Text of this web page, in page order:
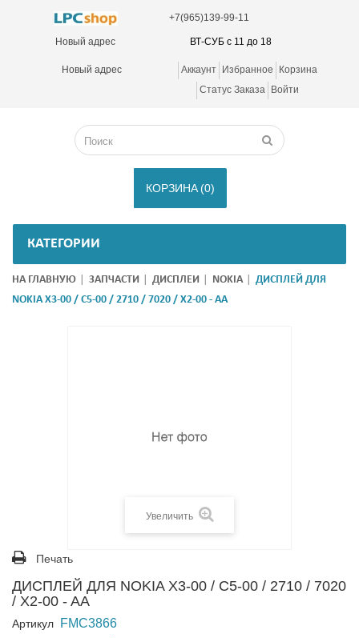
+7(965)139-99-11
Новый адрес ВТ-СУБ с 11 до 18
Новый адрес Аккаунт Избранное
Корзина
Статус Заказа
Войти
КОРЗИНА (0)
КАТЕГОРИИ
НА ГЛАВНУЮ ЗАПЧАСТИ ДИСПЛЕИ NOKIA
ДИСПЛЕЙ ДЛЯ
NOKIA X3-00 / C5-00 / 2710 / 7020 / X2-00 - AA
Увеличить
Печать
ДИСПЛЕЙ ДЛЯ NOKIA X3-00 / C5-00 / 2710 / 7020
/ X2-00 - AA
Артикул FMC3866